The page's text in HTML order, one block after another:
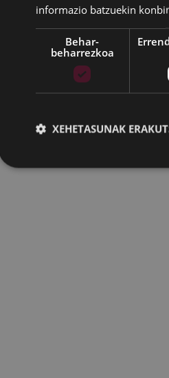
informazio batzuekin
Behar-
beharrezkoa
XEHETASUNAK